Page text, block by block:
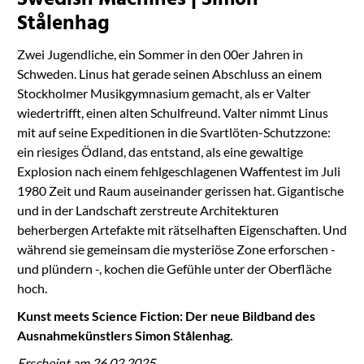
Stålenhag
Zwei Jugendliche, ein Sommer in den 00er Jahren in
Schweden. Linus hat gerade seinen Abschluss an einem
Stockholmer Musikgymnasium gemacht, als er Valter
wiedertrifft, einen alten Schulfreund. Valter nimmt Linus
mit auf seine Expeditionen in die Svartlöten-Schutzzone:
ein riesiges Ödland, das entstand, als eine gewaltige
Explosion nach einem fehlgeschlagenen Waffentest im Juli
1980 Zeit und Raum auseinander gerissen hat. Gigantische
und in der Landschaft zerstreute Architekturen
beherbergen Artefakte mit rätselhaften Eigenschaften. Und
während sie gemeinsam die mysteriöse Zone erforschen -
und plündern -, kochen die Gefühle unter der Oberfläche
hoch.
Kunst meets Science Fiction: Der neue Bildband des
Ausnahmekünstlers Simon Stålenhag.